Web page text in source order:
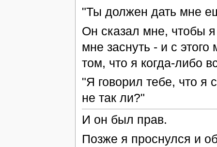
"Ты должен дать мне
Он сказал мне, чтобы
мне заснуть - и с
том, что я когда-либо
"Я говорил тебе, что
не так ли?"
И он был прав.
Позже я проснулся и